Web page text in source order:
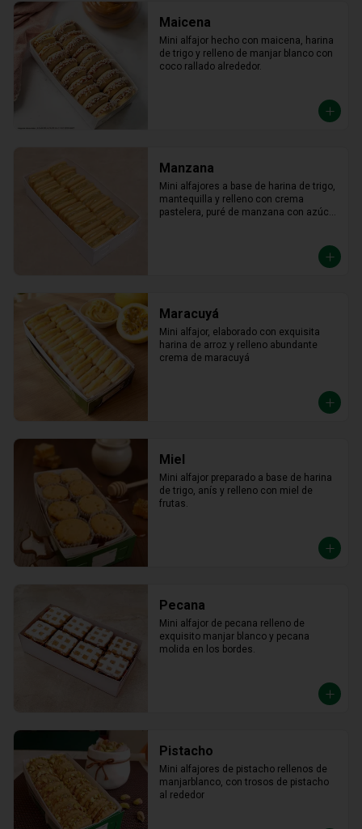
Maicena
Mini alfajor hecho con maicena, harina
de trigo y relleno de manjar blanco con
coco rallado alrededor.
Manzana
Mini alfajores a base de harina de trigo,
mantequilla y relleno con crema
pastelera, puré de manzana con azúcar
Maracuyá
Mini alfajor, elaborado con exquisita
harina de arroz y relleno abundante
crema de maracuyá
Miel
Mini alfajor preparado a base de harina
de trigo, anís y relleno con miel de
frutas.
Pecana
Mini alfajor de pecana relleno de
exquisito manjar blanco y pecana
molida en los bordes.
Pistacho
Mini alfajores de pistacho rellenos de
manjarblanco, con trosos de pistacho
al rededor